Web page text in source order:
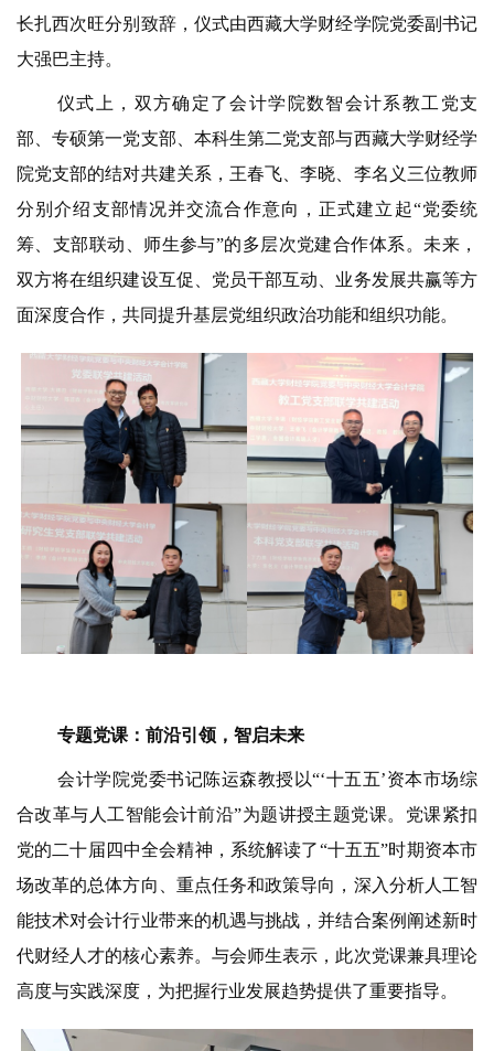
长扎西次旺分别致辞，仪式由西藏大学财经学院党委副书记
大强巴主持。
仪式上，双方确定了会计学院数智会计系教工党支
部、专硕第一党支部、本科生第二党支部与西藏大学财经学
院党支部的结对共建关系，王春飞、李晓、李名义三位教师
分别介绍支部情况并交流合作意向，正式建立起“党委统
筹、支部联动、师生参与”的多层次党建合作体系。未来，
双方将在组织建设互促、党员干部互动、业务发展共赢等方
面深度合作，共同提升基层党组织政治功能和组织功能。
专题党课：前沿引领，智启未来
会计学院党委书记陈运森教授以“‘十五五’资本市场综
合改革与人工智能会计前沿”为题讲授主题党课。党课紧扣
党的二十届四中全会精神， 系统解读了“十五五”时期资本市
场改革的总体方向、重点任务和政策导向，深入分析人工智
能技术对会计行业带来的机遇与挑战，并结合案例阐述新时
代财经人才的核心素养。与会师生表示，此次党课兼具理论
高度与实践深度，为把握行业发展趋势提供了重要指导。